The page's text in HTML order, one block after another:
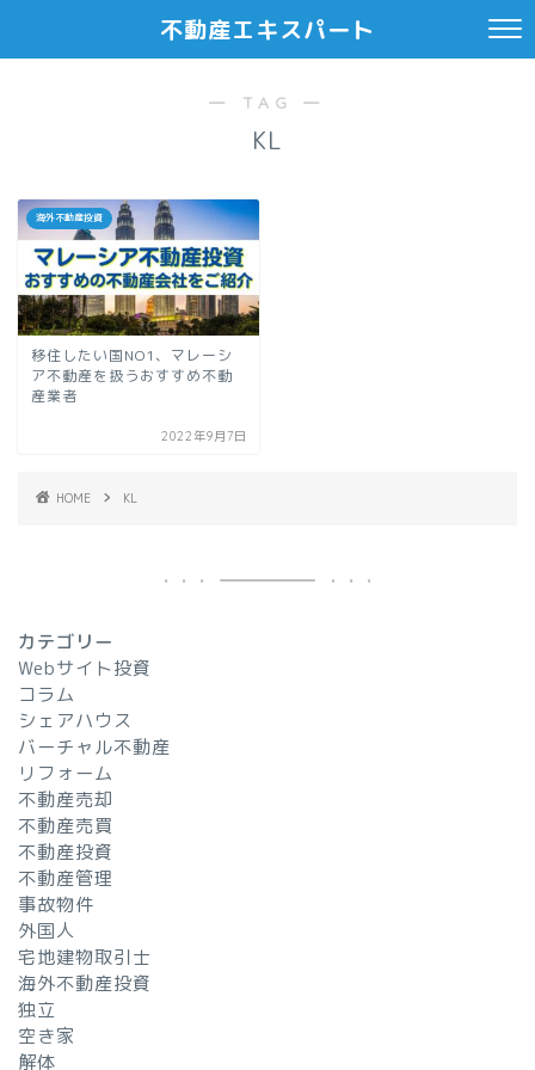
不動産エキスパート
― TAG ―
KL
海外不動産投資
移住したい国NO1、マレーシ
ア不動産を扱うおすすめ不動
産業者
2022年9月7日
HOME KL
カテゴリー
Webサイト投資
コラム
シェアハウス
バーチャル不動産
リフォーム
不動産売却
不動産売買
不動産投資
不動産管理
事故物件
外国人
宅地建物取引士
海外不動産投資
独立
空き家
解体